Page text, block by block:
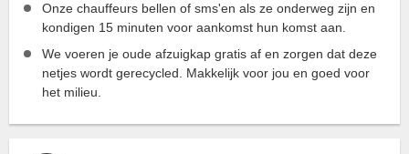
Onze chauffeurs bellen of sms'en als ze onderweg zijn en
kondigen 15 minuten voor aankomst hun komst aan.
We voeren je oude afzuigkap gratis af en zorgen dat deze
netjes wordt gerecycled. Makkelijk voor jou en goed voor
het milieu.